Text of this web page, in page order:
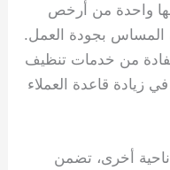
واحدة من أرخص
بجودة العمل.
من خدمات تنظيف
زيادة قاعدة العملاء
أخرى، تضمن